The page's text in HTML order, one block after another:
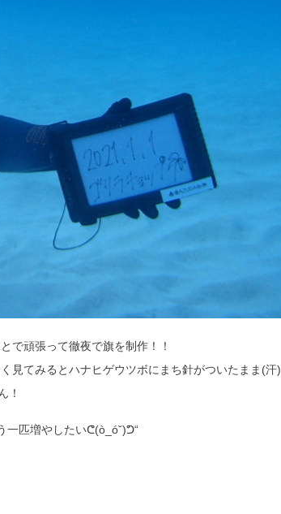
で頑張って徹夜で旗を制作！！
見てみるとハナヒゲウツボにまち針がついたまま(汗)
！
一匹増やしたいᕦ(ò_óˇ)ᕤ“